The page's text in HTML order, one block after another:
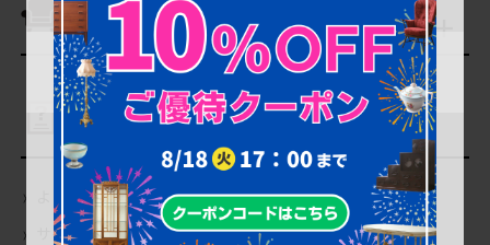
商品を探す
ご利用ガイド
よくあるご質問（Q＆A）
当店の商品について
サイトの使い方について
会員登録・特典について